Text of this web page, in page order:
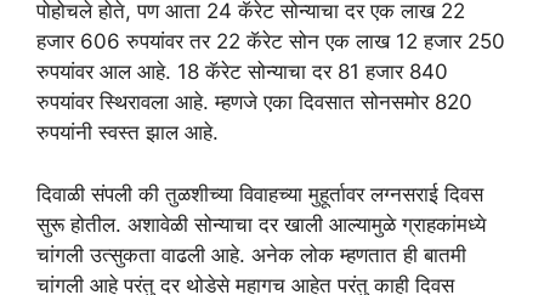
पोहोचले होते, पण आता 24 कॅरेट सोन्याचा दर एक लाख 22
हजार 606 रुपयांवर तर 22 कॅरेट सोन एक लाख 12 हजार 250
रुपयांवर आल आहे. 18 कॅरेट सोन्याचा दर 81 हजार 840
रुपयांवर स्थिरावला आहे. म्हणजे एका दिवसात सोनसमोर 820
रुपयांनी स्वस्त झाल आहे.
दिवाळी संपली की तुळशीच्या विवाहच्या मुहूर्तावर लग्नसराई दिवस
सुरू होतील. अशावेळी सोन्याचा दर खाली आल्यामुळे ग्राहकांमध्ये
चांगली उत्सुकता वाढली आहे. अनेक लोक म्हणतात ही बातमी
चांगली आहे परंतु दर थोडेसे महागच आहेत परंतु काही दिवस